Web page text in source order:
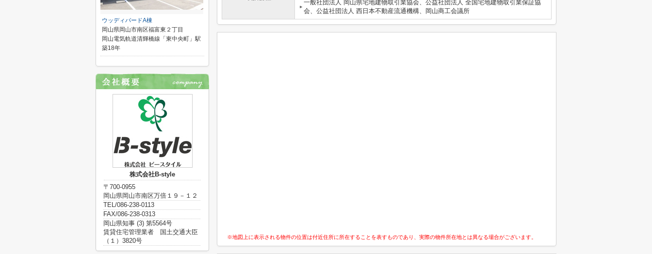
一般社団法人 岡山県宅地建物取引業協会、公益社団法人 全国宅地建物取引業保証協
会、公益社団法人 西日本不動産流通機構、岡山商工会議所
※地図上に表示される物件の位置は付近住所に所在することを表すものであり、実際の物件所在地とは異なる場合がございます。
ウッディバードA棟
岡山県岡山市南区福富東２丁目
岡山電気軌道清輝橋線「東中央町」駅
築18年
株式会社B-style
〒700-0955
岡山県岡山市南区万倍１９－１２
TEL/086-238-0113
FAX/086-238-0313
岡山県知事 (3) 第5564号
賃貸住宅管理業者 国土交通大臣
（１）3820号